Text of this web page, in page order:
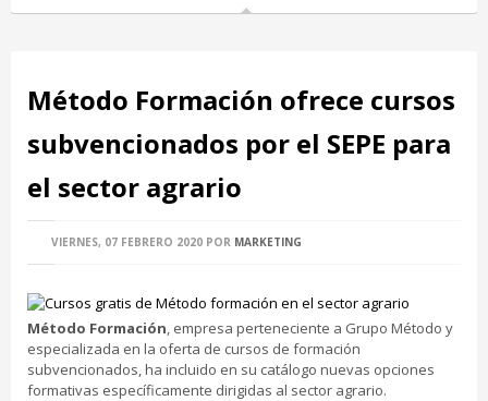
Método Formación ofrece cursos
subvencionados por el SEPE para
el sector agrario
VIERNES, 07 FEBRERO 2020 POR MARKETING
Método Formación, empresa perteneciente a Grupo Método y
especializada en la oferta de cursos de formación
subvencionados, ha incluido en su catálogo nuevas opciones
formativas específicamente dirigidas al sector agrario.